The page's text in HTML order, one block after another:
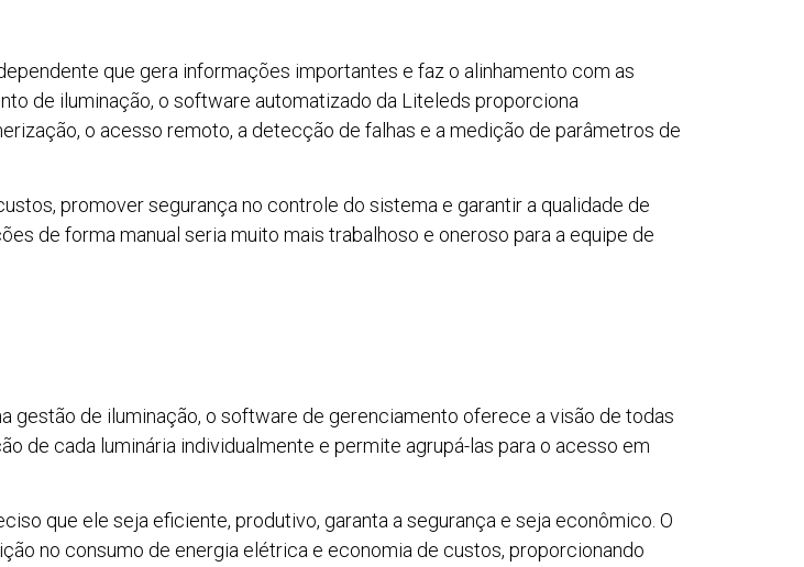
que gera informações importantes e faz o alinhamento com as
de iluminação, o software automatizado da Liteleds proporciona
o acesso remoto, a detecção de falhas e a medição de parâmetros de
promover segurança no controle do sistema e garantir a qualidade de
de forma manual seria muito mais trabalhoso e oneroso para a equipe de
gestão de iluminação, o software de gerenciamento oferece a visão de todas
de cada luminária individualmente e permite agrupá-las para o acesso em
que ele seja eficiente, produtivo, garanta a segurança e seja econômico. O
no consumo de energia elétrica e economia de custos, proporcionando